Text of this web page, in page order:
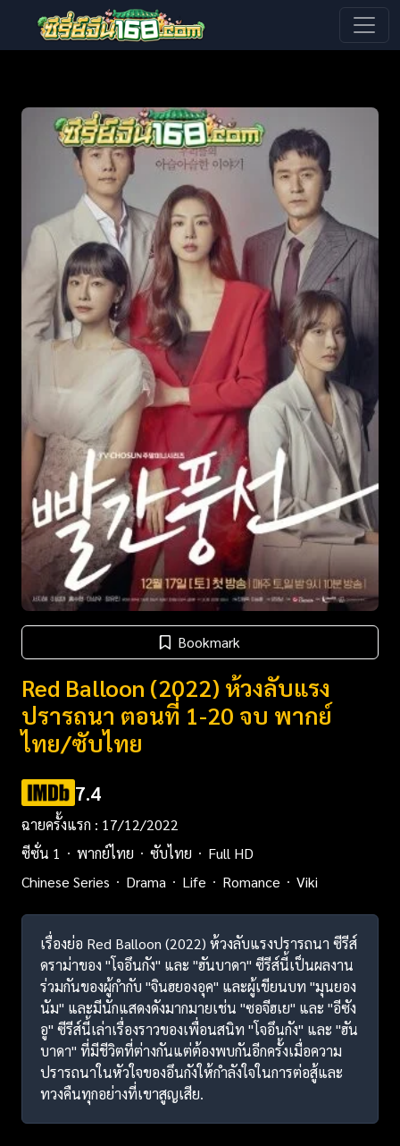
Bookmark
Red Balloon (2022) ห้วงลับแรง
ปรารถนา ตอนที่ 1-20 จบ พากย์
ไทย/ซับไทย
7.4
ฉายครั้งแรก : 17/12/2022
ซีซั่น 1
พากย์ไทย ซับไทย
Full HD
Chinese Series
Drama Life Romance Viki
เรื่องย่อ Red Balloon (2022) ห้วงลับแรงปรารถนา ซีรีส์
ดราม่าของ "โจอึนกัง" และ "ฮันบาดา" ซีรีส์นี้เป็นผลงาน
ร่วมกันของผู้กำกับ "จินฮยองอุค" และผู้เขียนบท "มุนยอง
นัม" และมีนักแสดงดังมากมายเช่น "ซอจีฮเย" และ "อีซัง
อู" ซีรีส์นี้เล่าเรื่องราวของเพื่อนสนิท "โจอึนกัง" และ "ฮัน
บาดา" ที่มีชีวิตที่ต่างกันแต่ต้องพบกันอีกครั้งเมื่อความ
ปรารถนาในหัวใจของอึนกังให้กำลังใจในการต่อสู้และ
ทวงคืนทุกอย่างที่เขาสูญเสีย.